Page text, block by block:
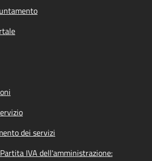
dei servizi
IVA dell'amministrazione: